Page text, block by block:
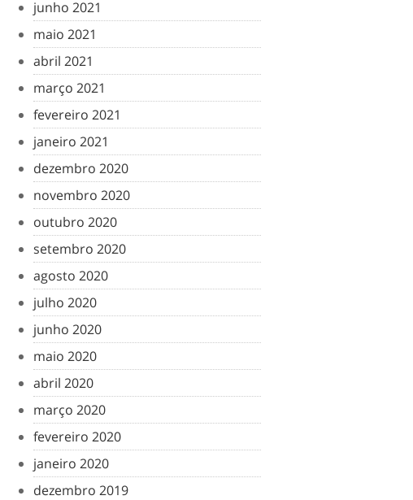
junho 2021
maio 2021
abril 2021
março 2021
fevereiro 2021
janeiro 2021
dezembro 2020
novembro 2020
outubro 2020
setembro 2020
agosto 2020
julho 2020
junho 2020
maio 2020
abril 2020
março 2020
fevereiro 2020
janeiro 2020
dezembro 2019